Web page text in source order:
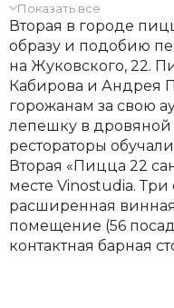
Показать все
Вторая в городе
образу и подобию
на Жуковского, 22.
Кабирова и Андрея
горожанам за свою
лепешку в дровяной
рестораторы
Вторая «Пицца 22
месте Vinostudia.
расширенная
помещение (56
контактная барная